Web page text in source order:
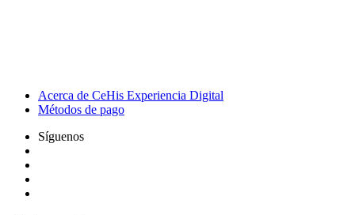
Acerca de CeHis Experiencia Digital
Métodos de pago
Síguenos